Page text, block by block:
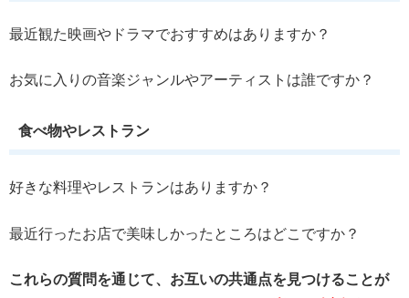
最近観た映画やドラマでおすすめはありますか？
お気に入りの音楽ジャンルやアーティストは誰ですか？
食べ物やレストラン
好きな料理やレストランはありますか？
最近行ったお店で美味しかったところはどこですか？
これらの質問を通じて、お互いの共通点を見つけることが